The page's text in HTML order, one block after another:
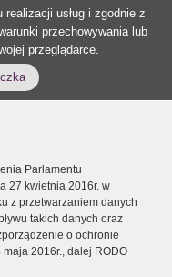
usług i zgodnie z
przechowywania lub
przeglądarce.
Parlamentu
27 kwietnia 2016r. w
z przetwarzaniem danych
takich danych oraz
o ochronie
2016r., dalej RODO